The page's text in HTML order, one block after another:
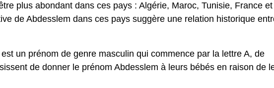
plus abondant dans ces pays : Algérie, Maroc, Tunisie, France et
de Abdesslem dans ces pays suggère une relation historique
un prénom de genre masculin qui commence par la lettre A, de
de donner le prénom Abdesslem à leurs bébés en raison de